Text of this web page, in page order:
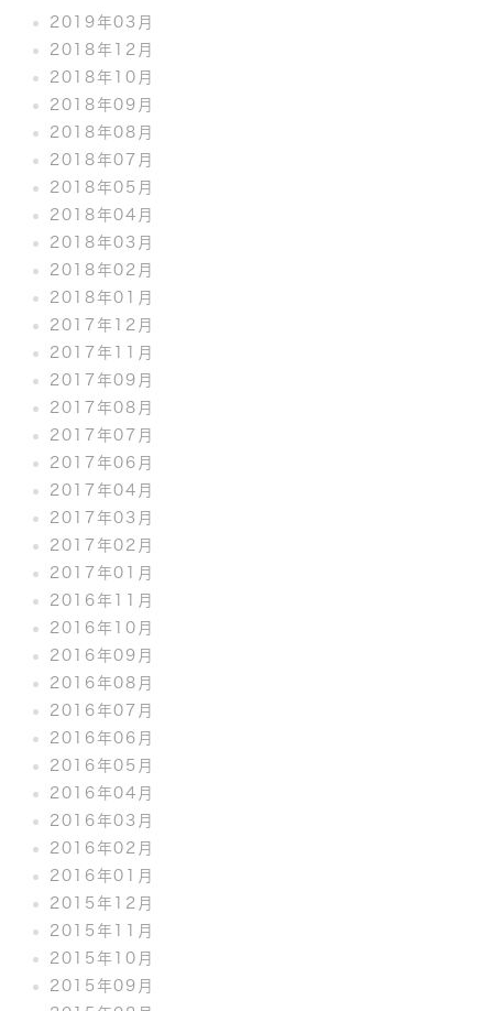
2019年03月
2018年12月
2018年10月
2018年09月
2018年08月
2018年07月
2018年05月
2018年04月
2018年03月
2018年02月
2018年01月
2017年12月
2017年11月
2017年09月
2017年08月
2017年07月
2017年06月
2017年04月
2017年03月
2017年02月
2017年01月
2016年11月
2016年10月
2016年09月
2016年08月
2016年07月
2016年06月
2016年05月
2016年04月
2016年03月
2016年02月
2016年01月
2015年12月
2015年11月
2015年10月
2015年09月